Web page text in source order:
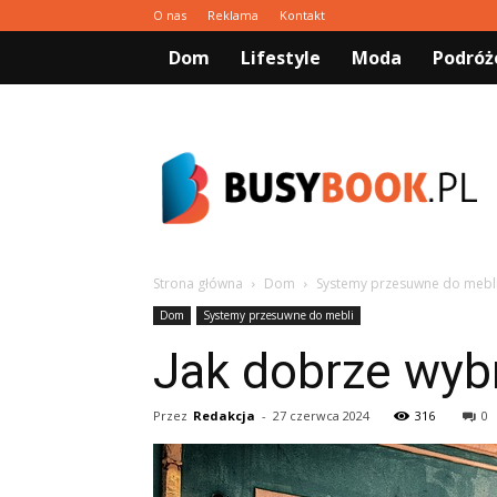
O nas Reklama Kontakt
Dom Lifestyle Moda
Strona główna Dom Systemy przesuwne do
Dom Systemy przesuwne do mebli
Jak dobrze
Przez Redakcja - 27 czerwca 2024 316 0